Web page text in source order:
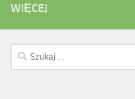
WIĘCEJ
Szukaj: